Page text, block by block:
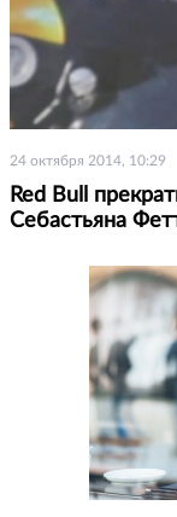
24 октября 2014, 10:29
Red Bull
Себастьяна